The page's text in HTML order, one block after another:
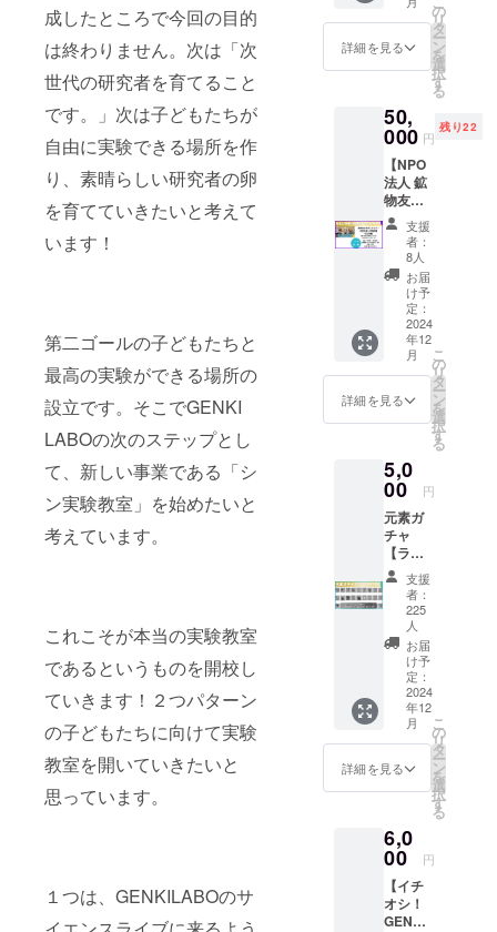
成したところで今回の目的
は終わりません。次は「次
世代の研究者を育てること
です。」次は子どもたちが
自由に実験できる場所を作
り、素晴らしい研究者の卵
を育てていきたいと考えて
います！
第二ゴールの子どもたちと
最高の実験ができる場所の
設立です。そこでGENKI
LABOの次のステップとし
て、新しい事業である「シ
ン実験教室」を始めたいと
考えています。
これこそが本当の実験教室
であるというものを開校し
ていきます！２つパターン
の子どもたちに向けて実験
教室を開いていきたいと
思っています。
１つは、GENKILABOのサ
Fe[鉄隕
石] Ni
Cu Zn
石] Y Zr
Mo Ag
Cd[カド
ミウム
ガラス]
In Sn
Sb[輝安
鉱] Te
Pr Nd
Sm Gd
Ho Er
Tm Yb
Hf Ta W
Re Pt
Hg(辰
砂) Pb
希望の
お名
前、法
人名を
い。ご
記載が
ない場
合は、
お名前
を掲載
させて
いただ
きま
す。 ※
動画公
開まで1
年以上
かかる
見込み
です。
ナン
バー付
き限定
版画 生
物×宝石
マに作
品制作
を行う
画家 安
部祐一
朗さん
が特別
に書き
下ろし
てくだ
さいま
した！
今回
は、元
気先生
と安部
さんが
のロイ
ヤル・
ル古生
物博物
館に展
示され
ていた
ティラ
ノサウ
ルスの
化石を
イメー
ジして
制作し
ていま
石部分
は『赤
ドクロ
サイ
ト）』
が書き
入れら
詳細を見る
の
リ
タ
ー
ン
を
選
択
す
る
50,
000 円
残り22
【NPO
法人 鉱
物友の
会様ご
協力】
元気先
生との
鉱物採
掘ツ
アーが
実現し
まし
た！ 元
気先生
と一緒
ぱの化
石を探
しに行
きま
しょ
う！ 日
時
11/4(月
・祝)
午前・
午後に
分けて
実施、
各2時間
程度を
予定し
ていま
す。 場
集合場
所・時
間はご
支援後
にお送
りいた
支援
者：
8人
お届
け予
定：
2024
年12
月
詳細を見る
こ
の
リ
タ
ー
ン
を
選
択
す
る
5,0
00 円
元素ガ
チャ
【ラン
ダム10
種類】
サイエ
ンスラ
イブで
子ども
たちに
大人気
の元素
チャ！
元素全
ために
集めた
元素も
出てく
るか
支援
者：
225
人
お届
け予
定：
2024
年12
月
詳細を見る
こ
の
リ
タ
ー
ン
を
選
択
す
る
6,0
00 円
【イチ
オシ！
GENKI